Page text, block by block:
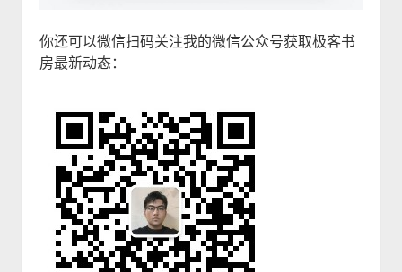
你还可以微信扫码关注我的微信公众号获取极客书
房最新动态：